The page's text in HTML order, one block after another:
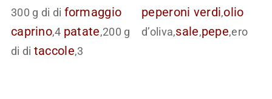
300 g di di formaggio
caprino,4 patate,200 g
di di taccole,3
peperoni verdi,olio
d’oliva,sale,pepe,ero